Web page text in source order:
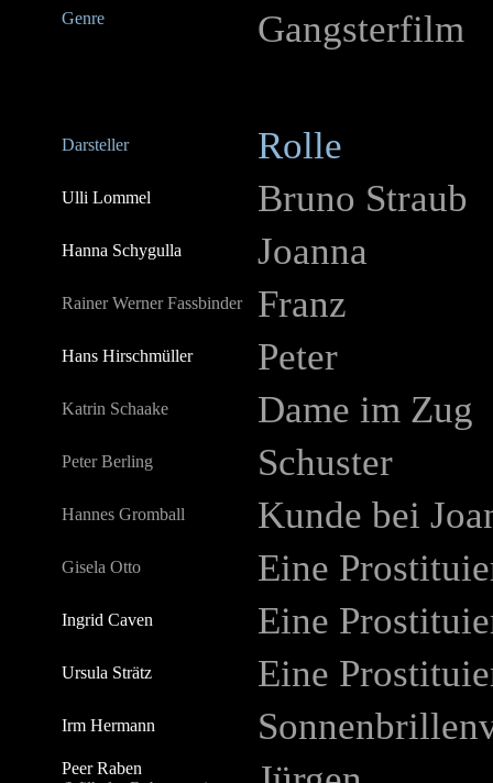
Genre Gangsterfilm
Darsteller Rolle
Ulli Lommel Bruno Straub
Hanna Schygulla Joanna
Rainer Werner Fassbinder Franz
Hans Hirschmüller Peter
Katrin Schaake Dame im Zug
Peter Berling Schuster
Hannes Gromball Kunde bei
Gisela Otto Eine
Ingrid Caven Eine
Ursula Strätz Eine
Irm Hermann
Peer Raben